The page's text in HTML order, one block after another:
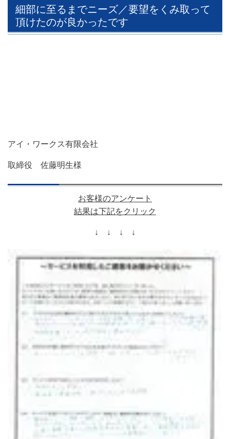
細部に至るまでニーズ／要望をくみ取って
頂けたのが良かったです
アイ・ワークス有限会社
取締役 佐藤明生様
お客様のアンケート
結果は下記をクリック
↓ ↓ ↓ ↓